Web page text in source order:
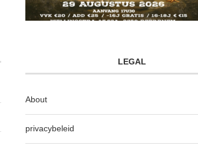
LEGAL
About
privacybeleid